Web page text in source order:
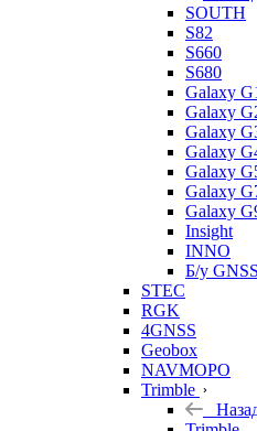
SOUTH
S82
S660
S680
Galaxy
Galaxy
Galaxy
Galaxy
Galaxy
Galaxy
Galaxy
Insight
INNO
Б/у
STEC
RGK
4GNSS
Geobox
NAVMOPO
Trimble